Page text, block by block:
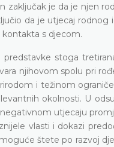
zaključak je da je njen
da je utjecaj
s djecom.
stoga
njihovom spolu pri
i težinom
okolnosti. U
utjecaju
vlasti i dokazi
štete po razvoj